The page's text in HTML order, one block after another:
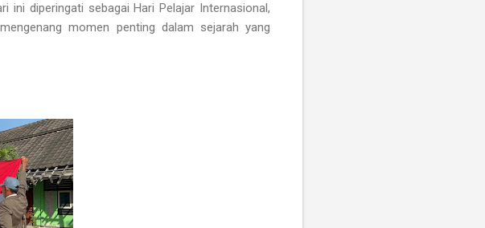
ini diperingati sebagai Hari Pelajar Internasional,
momen penting dalam sejarah yang